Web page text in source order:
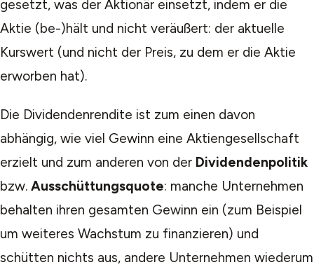
gesetzt, was der Aktionär einsetzt, indem er die
Aktie (be-)hält und nicht veräußert: der aktuelle
Kurswert (und nicht der Preis, zu dem er die Aktie
erworben hat).
Die Dividendenrendite ist zum einen davon
abhängig, wie viel Gewinn eine Aktiengesellschaft
erzielt und zum anderen von der Dividendenpolitik
bzw. Ausschüttungsquote: manche Unternehmen
behalten ihren gesamten Gewinn ein (zum Beispiel
um weiteres Wachstum zu finanzieren) und
schütten nichts aus, andere Unternehmen wiederum